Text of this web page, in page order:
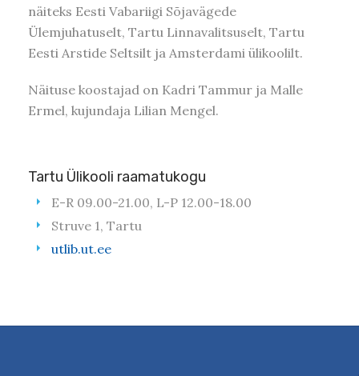
näiteks Eesti Vabariigi Sõjavägede
Ülemjuhatuselt, Tartu Linnavalitsuselt, Tartu
Eesti Arstide Seltsilt ja Amsterdami ülikoolilt.
Näituse koostajad on Kadri Tammur ja Malle
Ermel, kujundaja Lilian Mengel.
Tartu Ülikooli raamatukogu
E-R 09.00-21.00, L-P 12.00-18.00
Struve 1, Tartu
utlib.ut.ee